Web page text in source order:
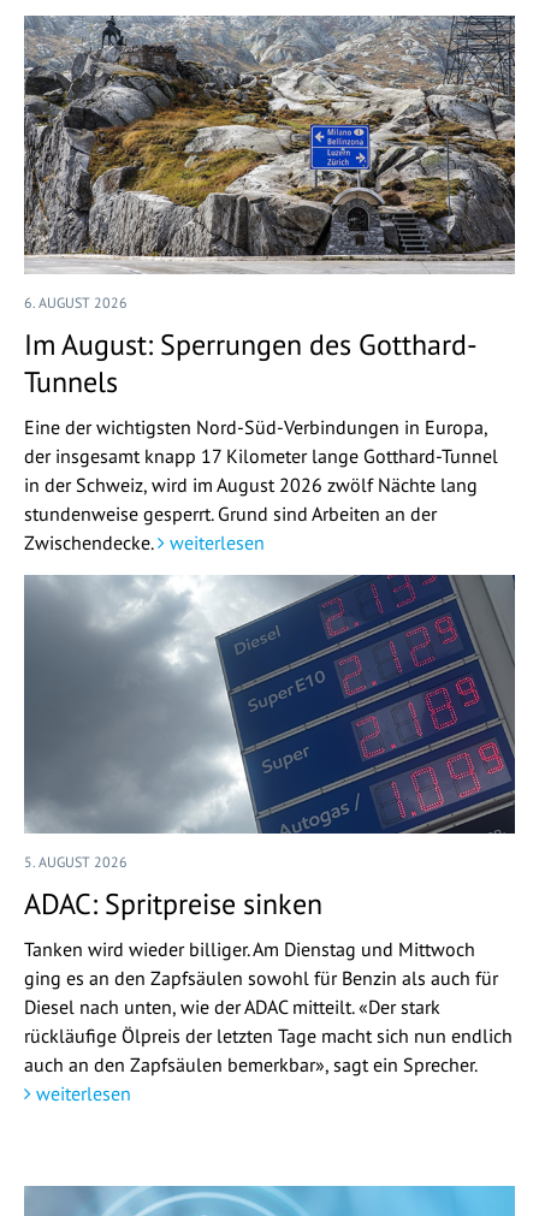
6. AUGUST 2026
Im August: Sperrungen des Gotthard-
Tunnels
Eine der wichtigsten Nord-Süd-Verbindungen in Europa,
der insgesamt knapp 17 Kilometer lange Gotthard-Tunnel
in der Schweiz, wird im August 2026 zwölf Nächte lang
stundenweise gesperrt. Grund sind Arbeiten an der
Zwischendecke.
weiterlesen
5. AUGUST 2026
ADAC: Spritpreise sinken
Tanken wird wieder billiger. Am Dienstag und Mittwoch
ging es an den Zapfsäulen sowohl für Benzin als auch für
Diesel nach unten, wie der ADAC mitteilt. «Der stark
rückläufige Ölpreis der letzten Tage macht sich nun endlich
auch an den Zapfsäulen bemerkbar», sagt ein Sprecher.
weiterlesen